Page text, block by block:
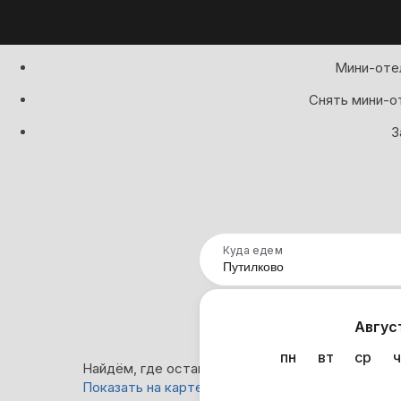
Мини-
Снять мини-
Куда едем
пн
вт ср
Найдём, где остановиться в Путилково: 0
Показать на карте